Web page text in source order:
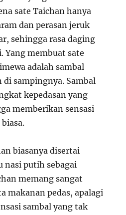
sate Taichan hanya
dan perasan jeruk
sehingga rasa daging
Yang membuat sate
adalah sambal
di sampingnya. Sambal
kepedasan yang
memberikan sensasi
biasanya disertai
nasi putih sebagai
memang sangat
makanan pedas, apalagi
sambal yang tak